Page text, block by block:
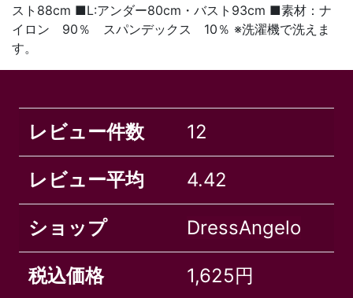
スト88cm ■L:アンダー80cm・バスト93cm ■素材：ナ
イロン 90％ スパンデックス 10％ ※洗濯機で洗えま
す。
レビュー件数 12
レビュー平均 4.42
ショップ DressAngelo
税込価格 1,625円